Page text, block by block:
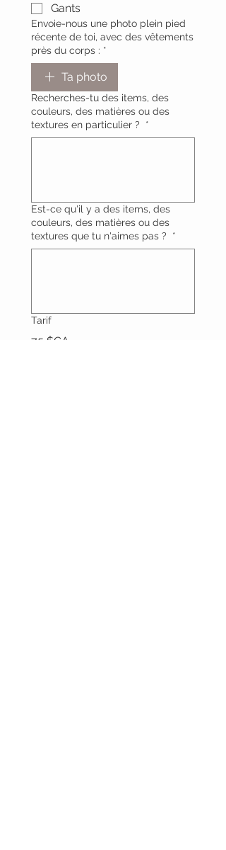
Gants
Envoie-nous une photo plein pied
récente de toi, avec des vêtements
près du corps : *
Ta photo
Recherches-tu des items, des
couleurs, des matières ou des
textures en particulier ?
*
Est-ce qu'il y a des items, des
couleurs, des matières ou des
textures que tu n'aimes pas ?
*
Tarif
75 $CA